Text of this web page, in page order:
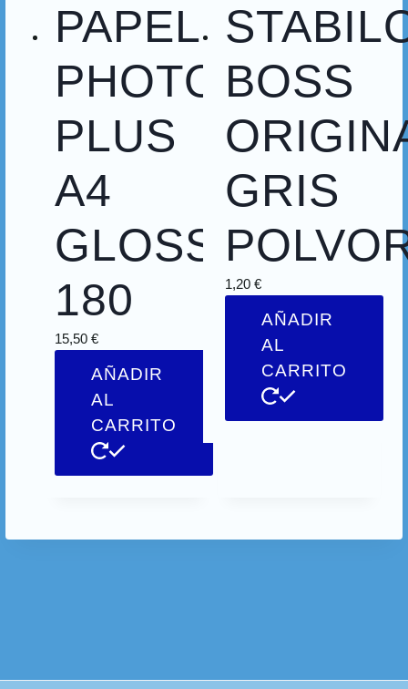
PAPEL
PHOTO
PLUS
A4
GLOSSY
180
15,50€
AÑADIR
AL
CARRITO
BOSS
GRIS
1,20€
AÑADIR
AL
CARRITO